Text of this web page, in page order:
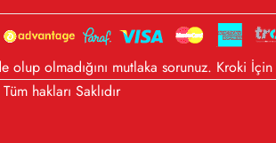
olup olmadığını mutlaka sorunuz. Kroki İçin
hakları Saklıdır